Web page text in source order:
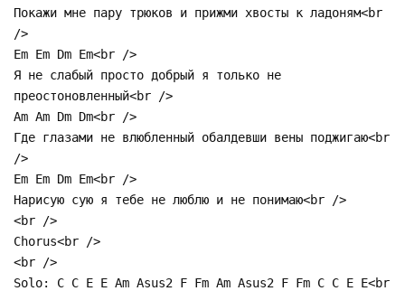
Покажи мне пару трюков и прижми хвосты к ладоням<br
/>
Em Em Dm Em<br />
Я не слабый просто добрый я только не
преостоновленный<br />
Am Am Dm Dm<br />
Где глазами не влюбленный обалдевши вены поджигаю<br
/>
Em Em Dm Em<br />
Hарисую сую я тебе не люблю и не понимаю<br />
<br />
Chorus<br />
<br />
Solo: C C E E Am Asus2 F Fm Am Asus2 F Fm C C E E<br